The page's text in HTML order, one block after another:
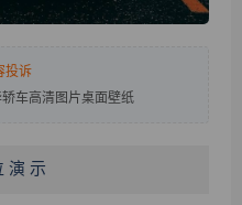
投诉
车高清图片桌面壁纸
演 示